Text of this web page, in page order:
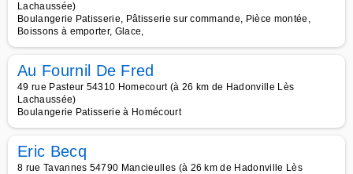
Lachaussée)
Boulangerie Patisserie, Pâtisserie sur commande, Pièce montée,
Boissons à emporter, Glace,
Au Fournil De Fred
49 rue Pasteur 54310 Homecourt (à 26 km de Hadonville Lès
Lachaussée)
Boulangerie Patisserie à Homécourt
Eric Becq
8 rue Tavannes 54790 Mancieulles (à 26 km de Hadonville Lès